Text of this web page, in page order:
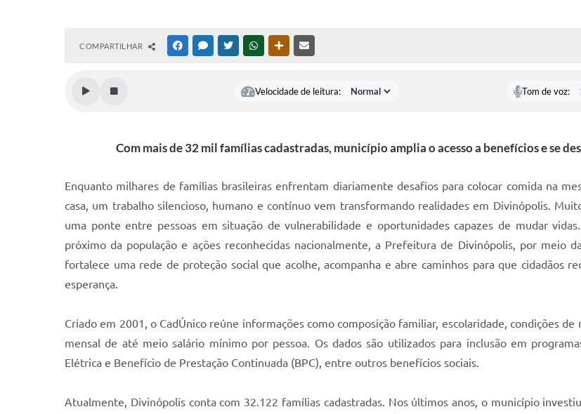
COMPARTILHAR FACEBOOKMESSENGER
TWITTERWHATSAPPOUTRAS MÍDIAS
Velocidade de leitura: Tom de voz:
Com mais de 32 mil famílias cadastradas, município amplia o acesso a benefícios e se
Enquanto milhares de famílias brasileiras enfrentam diariamente desafios para colocar comida na
casa, um trabalho silencioso, humano e contínuo vem transformando realidades em Divinópolis.
uma ponte entre pessoas em situação de vulnerabilidade e oportunidades capazes de mudar
próximo da população e ações reconhecidas nacionalmente, a Prefeitura de Divinópolis, por meio
fortalece uma rede de proteção social que acolhe, acompanha e abre caminhos para que cidadãos
esperança.
Criado em 2001, o CadÚnico reúne informações como composição familiar, escolaridade, condições
mensal de até meio salário mínimo por pessoa. Os dados são utilizados para inclusão em
Elétrica e Benefício de Prestação Continuada (BPC), entre outros benefícios sociais.
Atualmente, Divinópolis conta com 32.122 famílias cadastradas. Nos últimos anos, o município